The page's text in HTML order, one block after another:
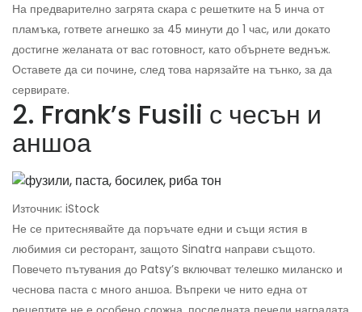
На предварително загрята скара с решетките на 5 инча от
пламъка, гответе агнешко за 45 минути до 1 час, или докато
достигне желаната от вас готовност, като обърнете веднъж.
Оставете да си почине, след това нарязайте на тънко, за да
сервирате.
2. Frank’s Fusili с чесън и
аншоа
Източник: iStock
Не се притеснявайте да поръчате едни и същи ястия в
любимия си ресторант, защото Sinatra направи същото.
Повечето пътувания до Patsy’s включват телешко миланско и
чеснова паста с много аншоа. Въпреки че нито една от